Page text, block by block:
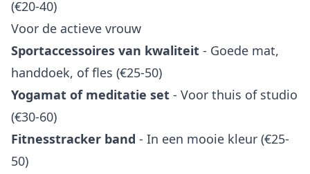
(€20-40)
Voor de actieve vrouw
Sportaccessoires van kwaliteit - Goede mat,
handdoek, of fles (€25-50)
Yogamat of meditatie set - Voor thuis of studio
(€30-60)
Fitnesstracker band - In een mooie kleur (€25-
50)